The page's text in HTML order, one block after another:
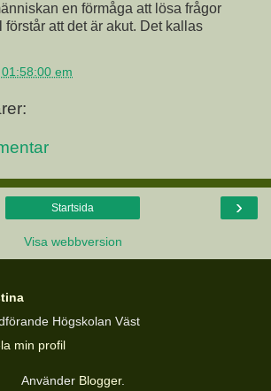
en förmåga att lösa frågor
förstår att det är akut. Det kallas
em
›
Startsida
Visa webbversion
Högskolan Väst
min profil
Använder Blogger.